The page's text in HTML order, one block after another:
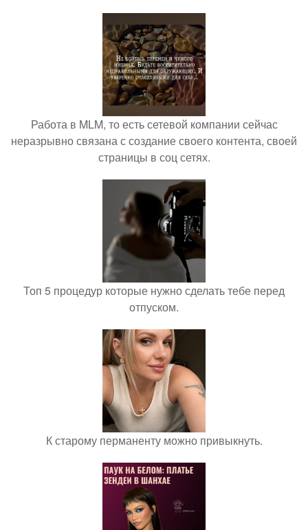
Работа в MLM, то есть сетевой компании сейчас
неразрывно связана с создание своего контента, своей
страницы в соц сетях.
Топ 5 процедур которые нужно сделать тебе перед
отпуском.
К старому перманенту можно привыкнуть.